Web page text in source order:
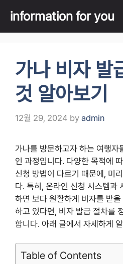
content
information for you
가나 비자 발
것 알아보기
12월 29, 2024 by admin
가나를 방문하고자 하는 여행자
인 과정입니다. 다양한 목적에
신청 방법이 다르기 때문에, 미
다. 특히, 온라인 신청 시스템과
하면 보다 원활하게 비자를 받
하고 있다면, 비자 발급 절차를
합니다. 아래 글에서 자세하게
Table of Contents